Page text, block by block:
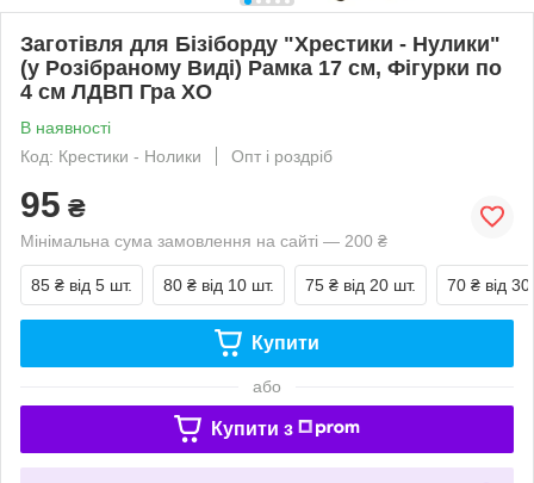
Заготівля для Бізіборду "Хрестики - Нулики"
(у Розібраному Виді) Рамка 17 см, Фігурки по
4 см ЛДВП Гра ХО
В наявності
Код: Крестики - Нолики
Опт і роздріб
95 ₴
Мінімальна сума замовлення на сайті — 200 ₴
85 ₴ від 5 шт. 80 ₴ від 10 шт. 75 ₴ від 20 шт. 70 ₴ від
Купити
або
Купити з